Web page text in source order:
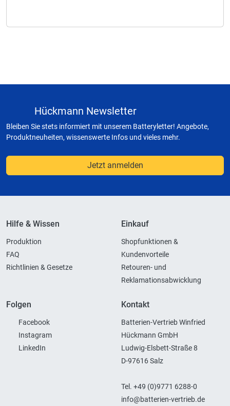
Hückmann Newsletter
Bleiben Sie stets informiert mit unserem Batteryletter! Angebote,
Produktneuheiten, wissenswerte Infos und vieles mehr.
Jetzt anmelden
Hilfe & Wissen
Produktion
FAQ
Richtlinien & Gesetze
Einkauf
Shopfunktionen &
Kundenvorteile
Retouren- und
Reklamationsabwicklung
Folgen
Facebook
Instagram
LinkedIn
Kontakt
Batterien-Vertrieb Winfried
Hückmann GmbH
Ludwig-Elsbett-Straße 8
D-97616 Salz
Tel. +49 (0)9771 6288-0
info@batterien-vertrieb.de